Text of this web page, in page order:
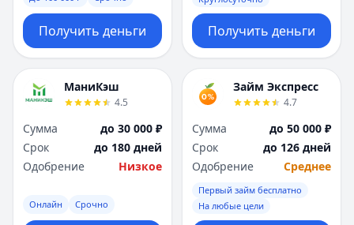
Получить деньги Получить деньги
МаниКэш
4.5
Сумма
до 30 000 ₽
Срок
до 180 дней
Одобрение
Низкое
Онлайн Срочно
Займ Экспресс
4.7
Сумма
до 50 000 ₽
Срок
до 126 дней
Одобрение
Среднее
Первый займ бесплатно
На любые цели